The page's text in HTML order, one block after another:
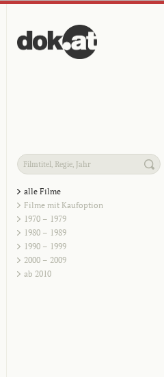
alle Filme
Filme mit Kaufoption
1970 – 1979
1980 – 1989
1990 – 1999
2000 – 2009
ab 2010